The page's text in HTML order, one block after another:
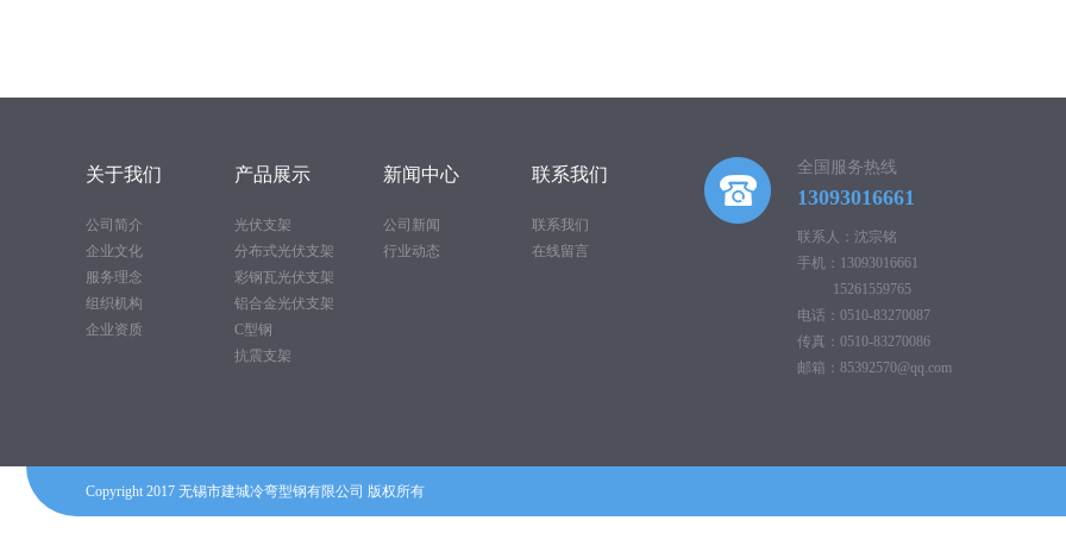
关于我们
公司简介
企业文化
服务理念
组织机构
企业资质
产品展示
光伏支架
分布式光伏支架
彩钢瓦光伏支架
铝合金光伏支架
C型钢
抗震支架
新闻中心
公司新闻
行业动态
联系我们
联系我们
在线留言
全国服务热线
13093016661
联系人：沈宗铭
手机：13093016661
15261559765
电话：0510-83270087
传真：0510-83270086
邮箱：85392570@qq.com
Copyright 2017 无锡市建城冷弯型钢有限公司 版权所有